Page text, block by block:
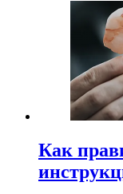
Как